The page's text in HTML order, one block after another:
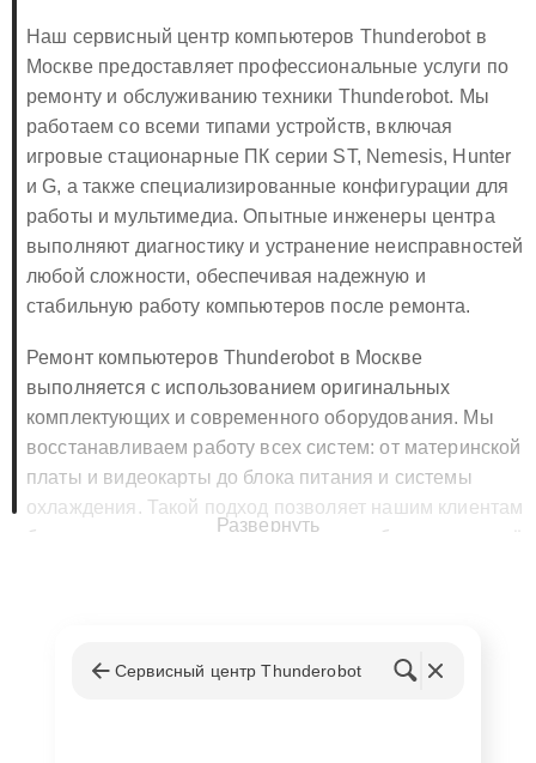
Наш сервисный центр компьютеров Thunderobot в
Москве предоставляет профессиональные услуги по
ремонту и обслуживанию техники Thunderobot. Мы
работаем со всеми типами устройств, включая
игровые стационарные ПК серии ST, Nemesis, Hunter
и G, а также специализированные конфигурации для
работы и мультимедиа. Опытные инженеры центра
выполняют диагностику и устранение неисправностей
любой сложности, обеспечивая надежную и
стабильную работу компьютеров после ремонта.
Ремонт компьютеров Thunderobot в Москве
выполняется с использованием оригинальных
комплектующих и современного оборудования. Мы
восстанавливаем работу всех систем: от материнской
платы и видеокарты до блока питания и системы
охлаждения. Такой подход позволяет нашим клиентам
быть уверенными в долгом сроке службы техники и её
в Москве
Развернуть
Сервисный центр Thunderobot